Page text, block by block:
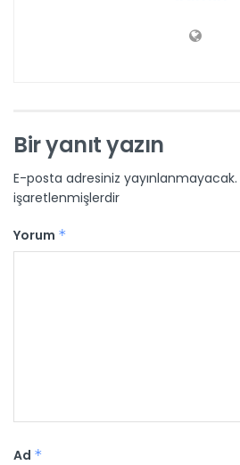
Bir yanıt yazın
E-posta adresiniz yayınlanmayacak.
işaretlenmişlerdir
Yorum *
Ad *